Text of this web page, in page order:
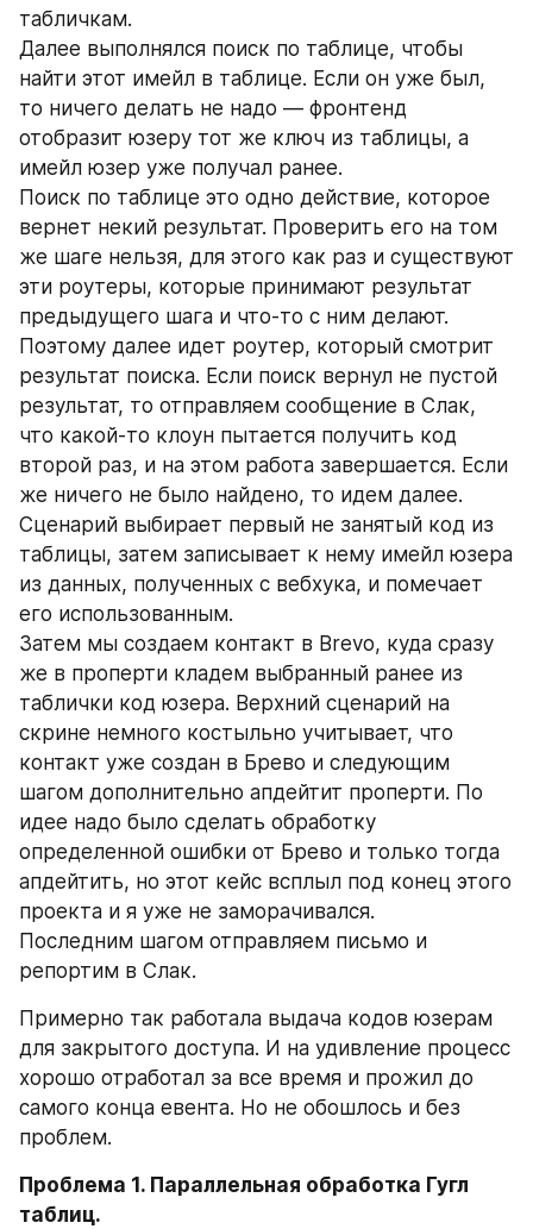
табличкам.
Далее выполнялся поиск по таблице, чтобы
найти этот имейл в таблице. Если он уже был,
то ничего делать не надо — фронтенд
отобразит юзеру тот же ключ из таблицы, а
имейл юзер уже получал ранее.
Поиск по таблице это одно действие, которое
вернет некий результат. Проверить его на том
же шаге нельзя, для этого как раз и существуют
эти роутеры, которые принимают результат
предыдущего шага и что-то с ним делают.
Поэтому далее идет роутер, который смотрит
результат поиска. Если поиск вернул не пустой
результат, то отправляем сообщение в Слак,
что какой-то клоун пытается получить код
второй раз, и на этом работа завершается. Если
же ничего не было найдено, то идем далее.
Сценарий выбирает первый не занятый код из
таблицы, затем записывает к нему имейл юзера
из данных, полученных с вебхука, и помечает
его использованным.
Затем мы создаем контакт в Brevo, куда сразу
же в проперти кладем выбранный ранее из
таблички код юзера. Верхний сценарий на
скрине немного костыльно учитывает, что
контакт уже создан в Брево и следующим
шагом дополнительно апдейтит проперти. По
идее надо было сделать обработку
определенной ошибки от Брево и только тогда
апдейтить, но этот кейс всплыл под конец этого
проекта и я уже не заморачивался.
Последним шагом отправляем письмо и
репортим в Слак.
Примерно так работала выдача кодов юзерам
для закрытого доступа. И на удивление процесс
хорошо отработал за все время и прожил до
самого конца евента. Но не обошлось и без
проблем.
Проблема 1. Параллельная обработка Гугл
таблиц.